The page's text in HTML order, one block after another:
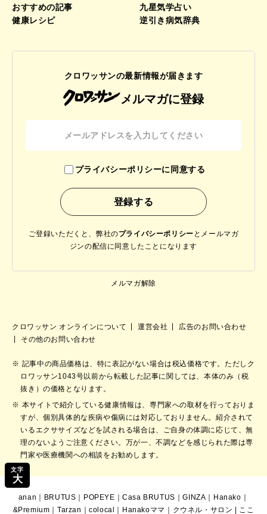
文字
大
おすすめの記事
九星気学占い
健康レシピ
逆引き病気辞典
クロワッサンの最新情報が届きます
メルマガに登録
プライバシーポリシーに同意する
ご登録いただくと、弊社のプライバシーポリシー と メールマガ
ジンの配信に同意したことになります
メルマガ解除
クロワッサン オンラインについて 運営会社
広告のお問い合わせ
その他のお問い合わせ
記事中の商品価格は、特に表記がない場合は税込価格です。ただしク
ロワッサン1043号以前から転載した記事に関しては、本体のみ（税
抜き）の価格となります。
本サイトで紹介している健康情報は、専門家への取材を行っておりま
すが、個別具体的な疾病や傷病には対応しておりません。紹介されて
いるエクササイズなどを試される場合は、ご自身の体調に応じて、無
理のないようご注意ください。万が一、不調などを感じられた際は専
門家や医療機関への相談をお勧めします。
anan BRUTUS POPEYE ｜Casa BRUTUS ｜GINZA Hanako
&Premium ｜Tarzan ｜colocal Hanakoママ クウネル・サロン ここ